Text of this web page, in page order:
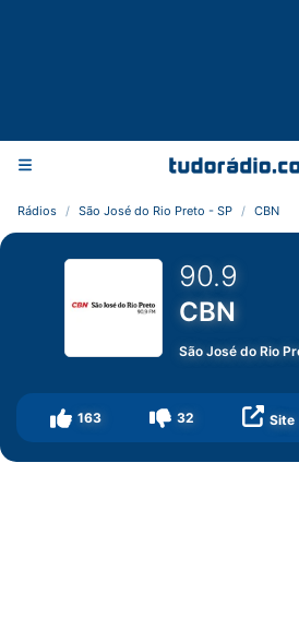
Rádios São José do Rio Preto - SP CBN
90.9
CBN
São José do Rio
163 32 Site